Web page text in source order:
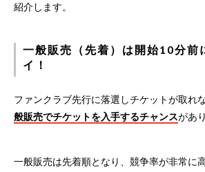
紹介します。
一般販売（先着）は開始10分前
イ！
ファンクラブ先行に落選しチケットが取れ
般販売でチケットを入手するチャンスがあ
一般販売は先着順となり、競争率が非常に